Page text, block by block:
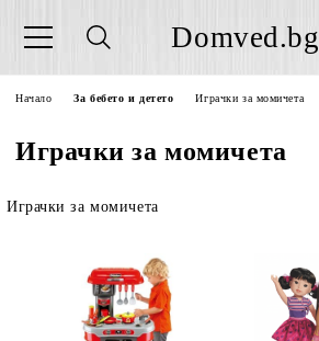
Domved.bg
Начало За бебето и детето Играчки за момичета
Играчки за момичета
Играчки за момичета